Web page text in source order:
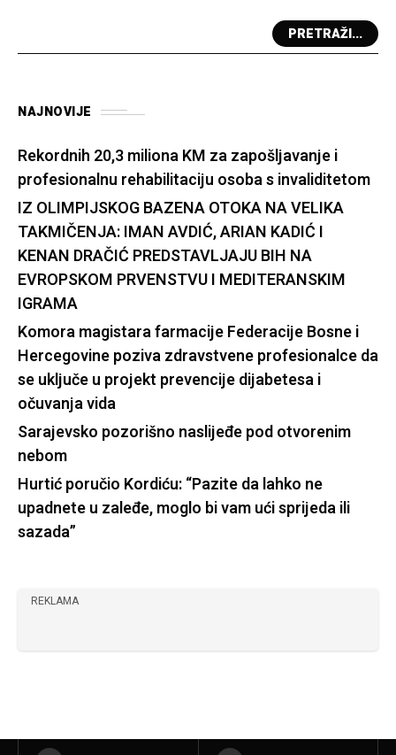
PRETRAŽI...
NAJNOVIJE
Rekordnih 20,3 miliona KM za zapošljavanje i
profesionalnu rehabilitaciju osoba s invaliditetom
IZ OLIMPIJSKOG BAZENA OTOKA NA VELIKA
TAKMIČENJA: IMAN AVDIĆ, ARIAN KADIĆ I
KENAN DRAČIĆ PREDSTAVLJAJU BIH NA
EVROPSKOM PRVENSTVU I MEDITERANSKIM
IGRAMA
Komora magistara farmacije Federacije Bosne i
Hercegovine poziva zdravstvene profesionalce da
se uključe u projekt prevencije dijabetesa i
očuvanja vida
Sarajevsko pozorišno naslijeđe pod otvorenim
nebom
Hurtić poručio Kordiću: “Pazite da lahko ne
upadnete u zaleđe, moglo bi vam ući sprijeda ili
sazada”
REKLAMA